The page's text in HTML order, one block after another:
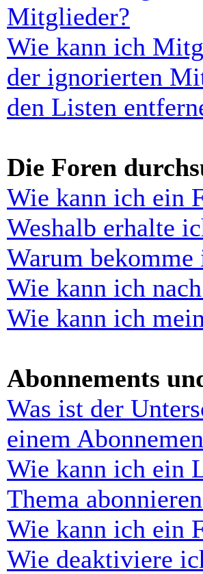
Mitglieder?
Wie kann ich
der ignorierten
den Listen
Die Foren
Wie kann ich ein
Weshalb erhalte
Warum bekomme
Wie kann ich
Wie kann ich
Abonnements
Was ist der
einem
Wie kann ich ein
Thema
Wie kann ich ein
Wie deaktiviere